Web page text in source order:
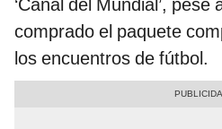
‘Canal del Mundial’,
comprado el paquete
los encuentros de fútbol.